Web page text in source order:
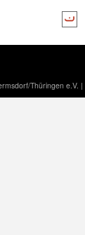
Thüringen e.V.